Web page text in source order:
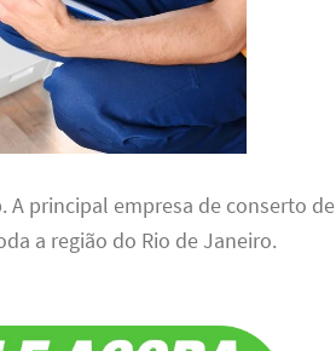
A principal empresa de conserto de
a região do Rio de Janeiro.